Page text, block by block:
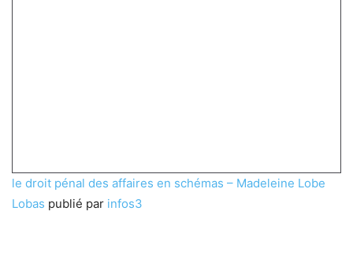
le droit pénal des affaires en schémas – Madeleine Lobe
Lobas publié par infos3